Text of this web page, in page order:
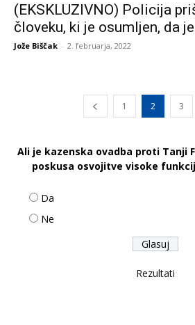
(EKSKLUZIVNO) Policija
človeku, ki je osumljen, da
Jože Biščak - 2. februarja, 2022
1 2 3
Ali je kazenska ovadba proti Tanji
poskusa osvojitve visoke
Da
Ne
Rezultati